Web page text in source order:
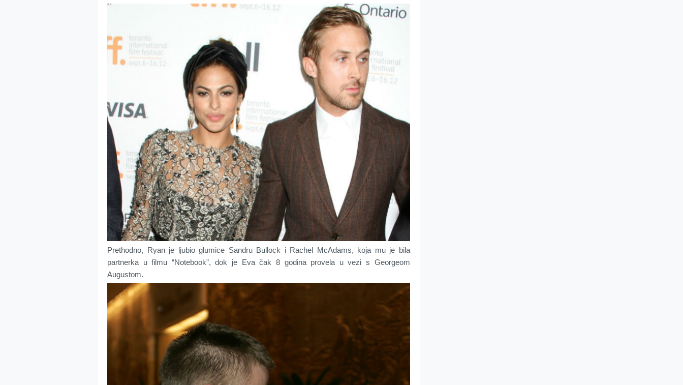
Prethodno, Ryan je ljubio glumice Sandru Bullock i Rachel McAdams, koja mu je bila
partnerka u filmu “Notebook”, dok je Eva čak 8 godina provela u vezi s Georgeom
Augustom.